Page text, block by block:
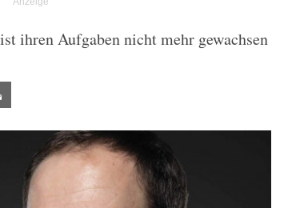
ihren Aufgaben nicht mehr gewachsen